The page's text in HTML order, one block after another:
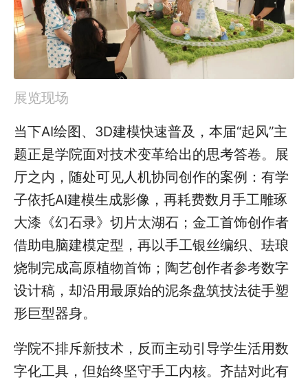
展览现场
当下AI绘图、3D建模快速普及，本届“起风”主
题正是学院面对技术变革给出的思考答卷。展
厅之内，随处可见人机协同创作的案例：有学
子依托AI建模生成影像，再耗费数月手工雕琢
大漆《幻石录》切片太湖石；金工首饰创作者
借助电脑建模定型，再以手工银丝编织、珐琅
烧制完成高原植物首饰；陶艺创作者参考数字
设计稿，却沿用最原始的泥条盘筑技法徒手塑
形巨型器身。
学院不排斥新技术，反而主动引导学生活用数
字化工具，但始终坚守手工内核。齐喆对此有